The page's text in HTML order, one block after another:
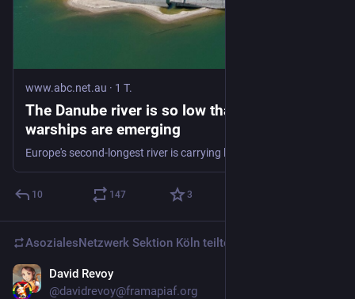
www.abc.net.au · 1 T.
The Danube river is so low that Nazi
warships are emerging
10 147 3
AsozialesNetzwerk Sektion Köln teilte
David Revoy
@davidrevoy@framapiaf.org